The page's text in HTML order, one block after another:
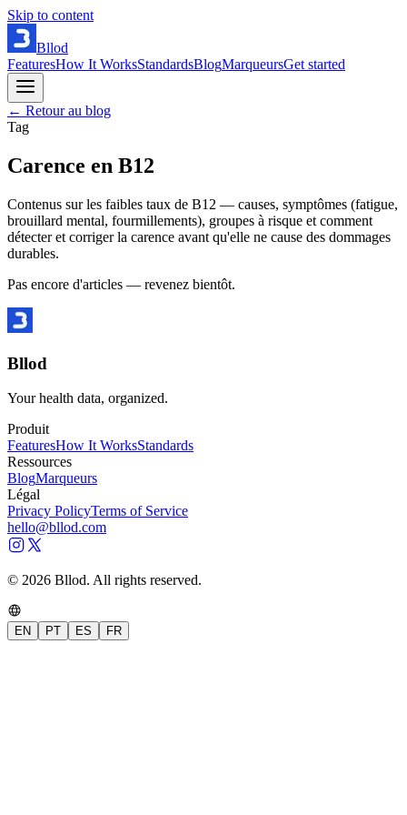
Skip to content
Bllod
FeaturesHow It WorksStandardsBlogMarqueursGet started
← Retour au blog
Tag
Carence en B12
Contenus sur les faibles taux de B12 — causes, symptômes (fatigue,
brouillard mental, fourmillements), groupes à risque et comment
détecter et corriger la carence avant qu'elle ne cause des dommages
durables.
Pas encore d'articles — revenez bientôt.
Bllod
Your health data, organized.
Produit
FeaturesHow It WorksStandards
Ressources
BlogMarqueurs
Légal
Privacy PolicyTerms of Service
hello@bllod.com
© 2026 Bllod. All rights reserved.
EN PT ES FR